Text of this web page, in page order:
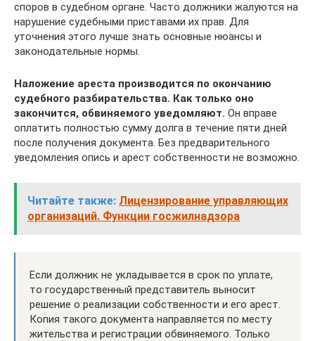
споров в судебном органе. Часто должники жалуются на
нарушение судебными приставами их прав. Для
уточнения этого лучше знать основные нюансы и
законодательные нормы.
Наложение ареста производится по окончанию
судебного разбирательства. Как только оно
закончится, обвиняемого уведомляют. Он вправе
оплатить полностью сумму долга в течение пяти дней
после получения документа. Без предварительного
уведомления опись и арест собственности не возможно.
Читайте также: Лицензирование управляющих
организаций. Функции госжилнадзора
Если должник не укладывается в срок по уплате,
то государственный представитель выносит
решение о реализации собственности и его арест.
Копия такого документа направляется по месту
жительства и регистрации обвиняемого. Только